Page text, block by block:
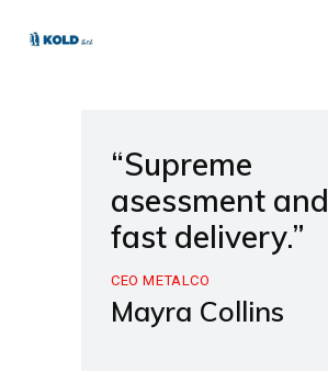
“Supreme
asessment and
fast delivery.”
CEO METALCO
Mayra Collins